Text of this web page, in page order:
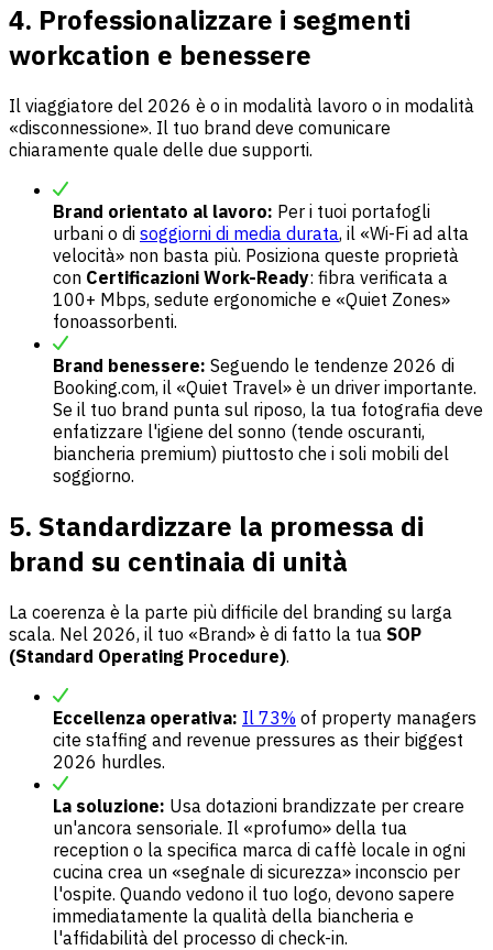
4. Professionalizzare i segmenti
workcation e benessere
Il viaggiatore del 2026 è o in modalità lavoro o in modalità
«disconnessione». Il tuo brand deve comunicare
chiaramente quale delle due supporti.
Brand orientato al lavoro: Per i tuoi portafogli
urbani o di soggiorni di media durata, il «Wi-Fi ad alta
velocità» non basta più. Posiziona queste proprietà
con Certificazioni Work-Ready: fibra verificata a
100+ Mbps, sedute ergonomiche e «Quiet Zones»
fonoassorbenti.
Brand benessere: Seguendo le tendenze 2026 di
Booking.com, il «Quiet Travel» è un driver importante.
Se il tuo brand punta sul riposo, la tua fotografia deve
enfatizzare l'igiene del sonno (tende oscuranti,
biancheria premium) piuttosto che i soli mobili del
soggiorno.
5. Standardizzare la promessa di
brand su centinaia di unità
La coerenza è la parte più difficile del branding su larga
scala. Nel 2026, il tuo «Brand» è di fatto la tua SOP
(Standard Operating Procedure).
Eccellenza operativa: Il 73% of property managers
cite staffing and revenue pressures as their biggest
2026 hurdles.
La soluzione: Usa dotazioni brandizzate per creare
un'ancora sensoriale. Il «profumo» della tua
reception o la specifica marca di caffè locale in ogni
cucina crea un «segnale di sicurezza» inconscio per
l'ospite. Quando vedono il tuo logo, devono sapere
immediatamente la qualità della biancheria e
l'affidabilità del processo di check-in.